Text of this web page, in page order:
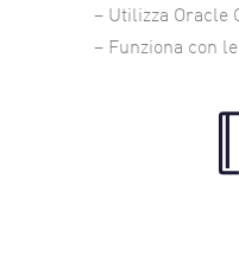
– Utilizza Oracle
– Funziona con